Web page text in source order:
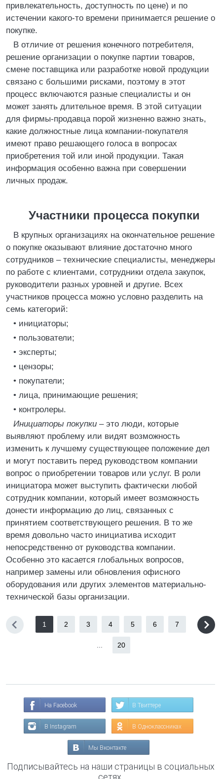
привлекательность, доступность по цене) и по
истечении какого-то времени принимается решение о
покупке.
В отличие от решения конечного потребителя,
решение организации о покупке партии товаров,
смене поставщика или разработке новой продукции
связано с большими рисками, поэтому в этот
процесс включаются разные специалисты и он
может занять длительное время. В этой ситуации
для фирмы-продавца порой жизненно важно знать,
какие должностные лица компании-покупателя
имеют право решающего голоса в вопросах
приобретения той или иной продукции. Такая
информация особенно важна при совершении
личных продаж.
Участники процесса покупки
В крупных организациях на окончательное решение
о покупке оказывают влияние достаточно много
сотрудников – технические специалисты, менеджеры
по работе с клиентами, сотрудники отдела закупок,
руководители разных уровней и другие. Всех
участников процесса можно условно разделить на
семь категорий:
• инициаторы;
• пользователи;
• эксперты;
• цензоры;
• покупатели;
• лица, принимающие решения;
• контролеры.
Инициаторы покупки –это люди, которые
выявляют проблему или видят возможность
изменить к лучшему существующее положение дел
и могут поставить перед руководством компании
вопрос о приобретении товаров или услуг. В роли
инициатора может выступить фактически любой
сотрудник компании, который имеет возможность
донести информацию до лиц, связанных с
принятием соответствующего решения. В то же
время довольно часто инициатива исходит
непосредственно от руководства компании.
Особенно это касается глобальных вопросов,
например замены или обновления офисного
оборудования или других элементов материально-
технической базы организации.
1 2 3 4 5 6 7
20
На Facebook В Твиттере
В Instagram В Одноклассниках
Мы Вконтакте
Подписывайтесь на наши страницы в социальных
сетях.